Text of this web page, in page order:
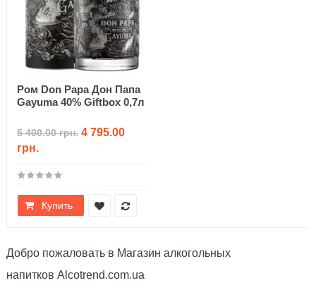
Ром Don Papa Дон Папа
Gayuma 40% Giftbox 0,7л
5 400.00 грн. 4 795.00
грн.
Купить
Добро пожаловать в Магазин алкогольных
напитков Alcotrend.com.ua